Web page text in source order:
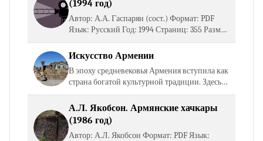
(1994 год)
Автор: А.А. Гаспарян (сост.) Формат: PDF
Язык: Русский Год: 1994 Страниц: 355 Размер
файла: 37 Мб Открыть книгу Скачать книгу
Искусство Армении
В эпоху средневековья Армения вступила как
страна богатой куль­турной традиции. Здесь
рано обоз­начился переход к новой
обществен­ной формации: феодальные
отноше­ния зародились во…
А.Л. Якобсон. Армянские хачкары
(1986 год)
Автор: А.Л. Якобсон Формат: PDF Язык: